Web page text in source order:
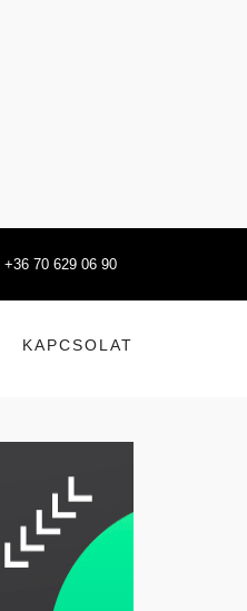
70 629 06 90
KAPCSOLAT